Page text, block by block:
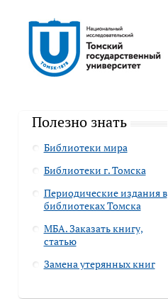
Полезно знать
Библиотеки мира
Библиотеки г. Томска
Периодические издания в
библиотеках Томска
МБА. Заказать книгу,
статью
Замена утерянных книг